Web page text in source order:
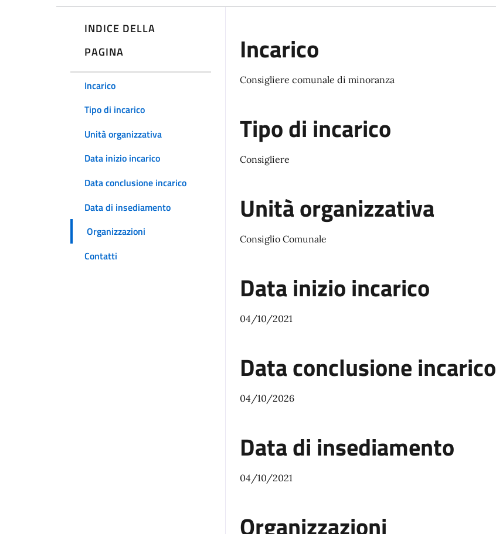
INDICE DELLA
PAGINA
Incarico
Tipo di incarico
Unità organizzativa
Data inizio incarico
Data conclusione incarico
Data di insediamento
Organizzazioni
Contatti
Incarico
Consigliere comunale di minoranza
Tipo di incarico
Consigliere
Unità organizzativa
Consiglio Comunale
Data inizio incarico
04/10/2021
Data conclusione incarico
04/10/2026
Data di insediamento
04/10/2021
Organizzazioni